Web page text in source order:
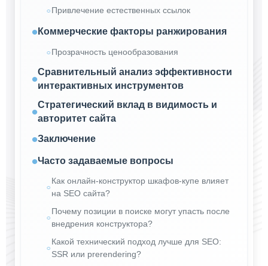
Привлечение естественных ссылок
Коммерческие факторы ранжирования
Прозрачность ценообразования
Сравнительный анализ эффективности
интерактивных инструментов
Стратегический вклад в видимость и
авторитет сайта
Заключение
Часто задаваемые вопросы
Как онлайн-конструктор шкафов-купе влияет
на SEO сайта?
Почему позиции в поиске могут упасть после
внедрения конструктора?
Какой технический подход лучше для SEO:
SSR или prerendering?